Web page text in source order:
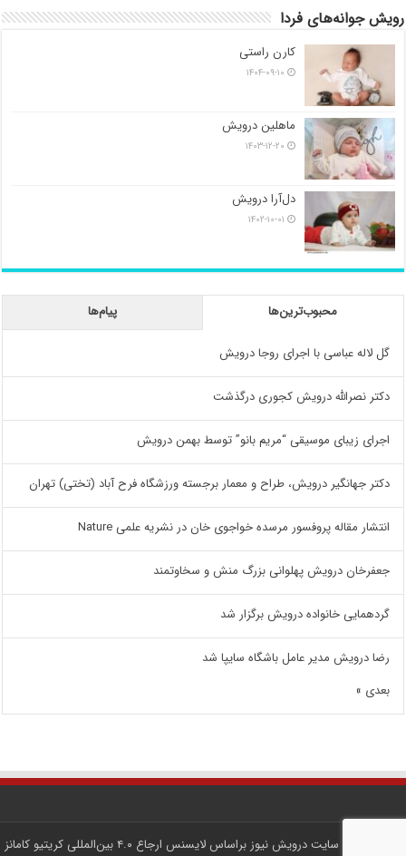
رویش جوانه‌های فردا
کارن راستی
۱۴۰۴-۰۹-۱۰
ماهلین درویش
۱۴۰۳-۱۲-۲۰
دل‌آرا درویش
۱۴۰۲-۱۰-۰۱
محبوب‌ترین‌ها پیام‌ها
گل لاله عباسی با اجرای روجا درویش
دکتر نصرالله درویش کجوری درگذشت
اجرای زیبای موسیقی “مریم بانو” توسط بهمن درویش
دکتر جهانگیر درویش، طراح و معمار برجسته ورزشگاه فرح آباد (تختی) تهران
انتشار مقاله پروفسور مرسده خواجوی خان در نشریه علمی Nature
جعفرخان درویش پهلوانی بزرگ منش و سخاوتمند
گردهمایی خانواده درویش برگزار شد
رضا درویش مدیر عامل باشگاه سایپا شد
بعدی »
کلیه محتوای سایتدرویش نیوز براساس لایسنس ارجاع ۴.۰ بین‌المللی کریتیو کامانز